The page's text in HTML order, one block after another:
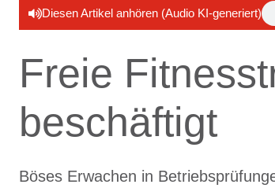
Diesen Artikel anhören (Audio KI-generiert)
Freie
beschäftigt
Böses Erwachen in